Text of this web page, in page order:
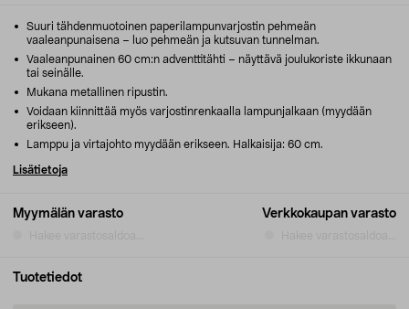
Myymälän varasto Verkkokaupan varasto
Suuri tähdenmuotoinen paperilampunvarjostin pehmeän
vaaleanpunaisena – luo pehmeän ja kutsuvan tunnelman.
Vaaleanpunainen 60 cm:n adventtitähti – näyttävä joulukoriste ikkunaan
tai seinälle.
Mukana metallinen ripustin.
Voidaan kiinnittää myös varjostinrenkaalla lampunjalkaan (myydään
erikseen).
Lamppu ja virtajohto myydään erikseen. Halkaisija: 60 cm.
Lisätietoja
Tuotetiedot